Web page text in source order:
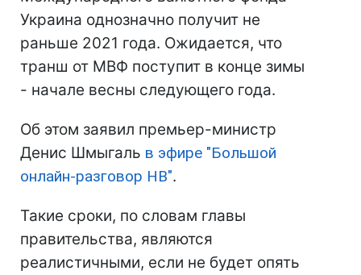
Украина однозначно получит не
раньше 2021 года. Ожидается, что
транш от МВФ поступит в конце зимы
- начале весны следующего года.
Об этом заявил премьер-министр
Денис Шмыгаль в эфире "Большой
онлайн-разговор НВ".
Такие сроки, по словам главы
правительства, являются
реалистичными, если не будет опять